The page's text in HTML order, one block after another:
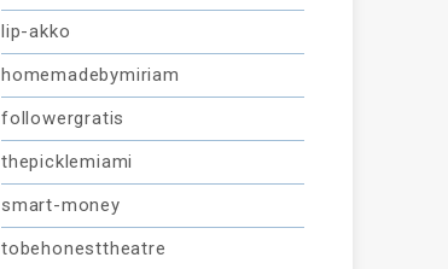
lip-akko
homemadebymiriam
followergratis
thepicklemiami
smart-money
tobehonesttheatre